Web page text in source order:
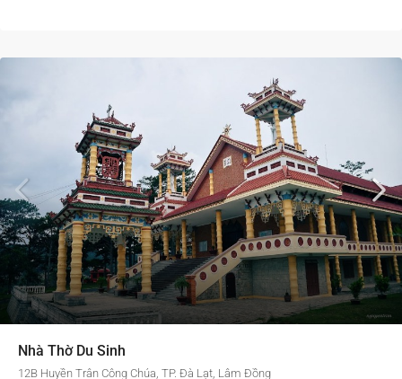
Nhà Thờ Du Sinh
12B Huyền Trân Công Chúa, TP. Đà Lạt, Lâm Đồng